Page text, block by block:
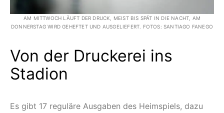
AM MITTWOCH LÄUFT DER DRUCK, MEIST BIS SPÄT IN DIE NACHT, AM
DONNERSTAG WIRD GEHEFTET UND AUSGELIEFERT. FOTOS: SANTIAGO FANEGO
Von der Druckerei ins
Stadion
Es gibt 17 reguläre Ausgaben des Heimspiels, dazu